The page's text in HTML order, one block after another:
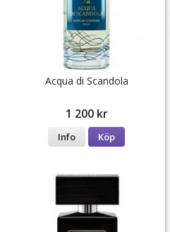
Acqua di Scandola
1 200 kr
Info Köp